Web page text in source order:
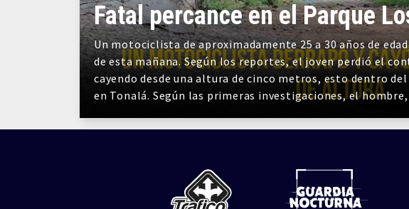
Fatal percance en el Parque
Un motociclista de aproximadamente 25 a 30 años de
de esta mañana. Según los reportes, el joven perdió el
cayendo desde una altura de cinco metros, esto dentro
en Tonalá. Según las primeras investigaciones, el